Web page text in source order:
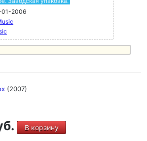
01-2006
(2007)
В корзину